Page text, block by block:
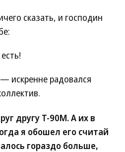
сказать, и господин
искренне радовался
другу Т-90М. А их в
я обошел его считай
гораздо больше,